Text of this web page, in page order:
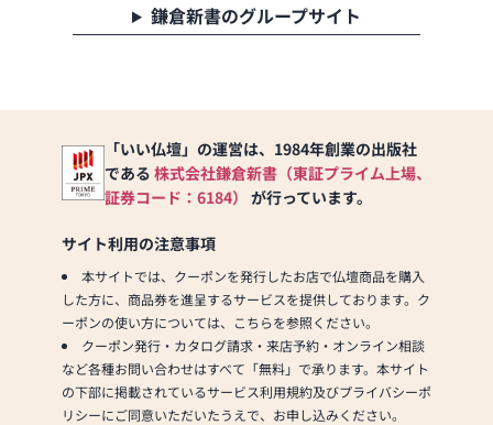
鎌倉新書のグループサイト
「いい仏壇」の運営は、1984年創業の出版社
である 株式会社鎌倉新書（東証プライム上場、
証券コード：6184） が行っています。
サイト利用の注意事項
本サイトでは、クーポンを発行したお店で仏壇商品を購入
した方に、商品券を進呈するサービスを提供しております。ク
ーポンの使い方については、こちらを参照ください。
クーポン発行・カタログ請求・来店予約・オンライン相談
など各種お問い合わせはすべて「無料」で承ります。本サイト
の下部に掲載されているサービス利用規約及びプライバシーポ
リシーにご同意いただいたうえで、お申し込みください。